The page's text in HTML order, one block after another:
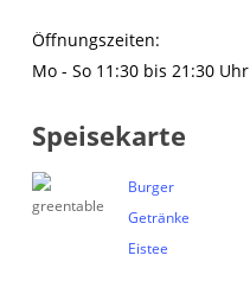
Öffnungszeiten:
Mo - So 11:30 bis 21:30 Uhr
Speisekarte
Burger
Getränke
Eistee